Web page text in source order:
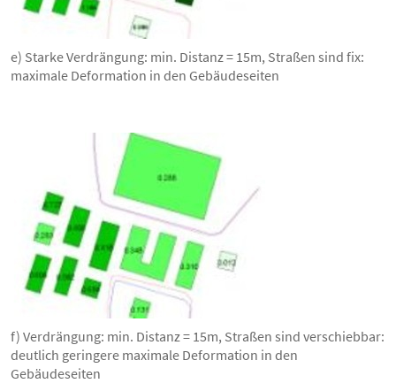
e) Starke Verdrängung: min. Distanz = 15m, Straßen sind fix:
maximale Deformation in den Gebäudeseiten
f) Verdrängung: min. Distanz = 15m, Straßen sind verschiebbar:
deutlich geringere maximale Deformation in den
Gebäudeseiten